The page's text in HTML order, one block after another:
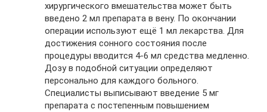
хирургического вмешательства может быть
введено 2 мл препарата в вену. По окончании
операции используют ещё 1 мл лекарства. Для
достижения сонного состояния после
процедуры вводится 4-6 мл средства медленно.
Дозу в подобной ситуации определяют
персонально для каждого больного.
Специалисты выписывают введение 5 мг
препарата с постепенным повышением